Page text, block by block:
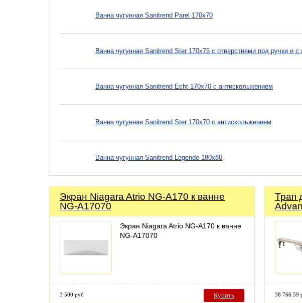
Ванна чугунная Sanitrend Parel 170х70
Ванна чугунная Sanitrend Ster 170х75 с отверстиями под ручки и с
Ванна чугунная Sanitrend Echt 170х70 с антискольжением
Ванна чугунная Sanitrend Ster 170х70 с антискольжением
Ванна чугунная Sanitrend Legende 180х80
Экран Niagara Atrio NG-A170 к ванне
NG-A17070
Экран Niagara Atrio NG-A170 к ванне
NG-A17070
3 500 руб Купить
Трап
38 766.59